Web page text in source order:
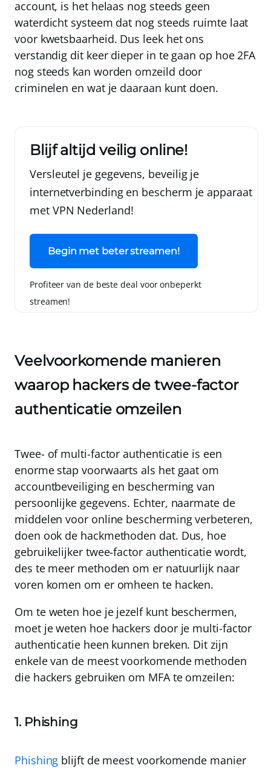
account, is het helaas nog steeds geen
waterdicht systeem dat nog steeds ruimte laat
voor kwetsbaarheid. Dus leek het ons
verstandig dit keer dieper in te gaan op hoe 2FA
nog steeds kan worden omzeild door
criminelen en wat je daaraan kunt doen.
Blijf altijd veilig online!
Versleutel je gegevens, beveilig je
internetverbinding en bescherm je apparaat
met VPN Nederland!
Begin met beter streamen!
Profiteer van de beste deal voor onbeperkt
streamen!
Veelvoorkomende manieren
waarop hackers de twee-factor
authenticatie omzeilen
Twee- of multi-factor authenticatie is een
enorme stap voorwaarts als het gaat om
accountbeveiliging en bescherming van
persoonlijke gegevens. Echter, naarmate de
middelen voor online bescherming verbeteren,
doen ook de hackmethoden dat. Dus, hoe
gebruikelijker twee-factor authenticatie wordt,
des te meer methoden om er natuurlijk naar
voren komen om er omheen te hacken.
Om te weten hoe je jezelf kunt beschermen,
moet je weten hoe hackers door je multi-factor
authenticatie heen kunnen breken. Dit zijn
enkele van de meest voorkomende methoden
die hackers gebruiken om MFA te omzeilen:
1. Phishing
Phishing blijft de meest voorkomende manier